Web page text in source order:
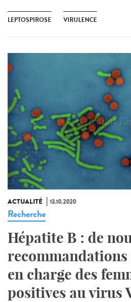
LEPTOSPIROSE VIRULENCE
ACTUALITÉ 13.10.2020
Recherche
Hépatite B : de
en charge des
positives au virus